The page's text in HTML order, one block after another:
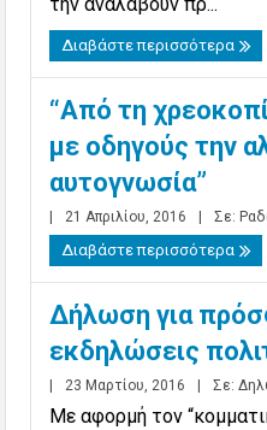
την αναλάβουν πρ...
Διαβάστε περισσότερα
“Από τη
με οδηγούς την
αυτογνωσία”
21 Απριλίου, 2016 Σε:
Διαβάστε περισσότερα
Δήλωση για
εκδηλώσεις
23 Μαρτίου, 2016 Σε:
Με αφορμή τον